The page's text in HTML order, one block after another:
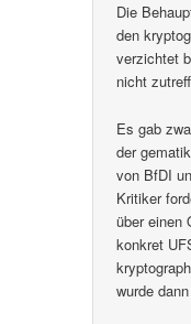
Die
den
verzichtet
nicht
Es gab
der
von BfDI
Kritiker
über einen
konkret
wurde